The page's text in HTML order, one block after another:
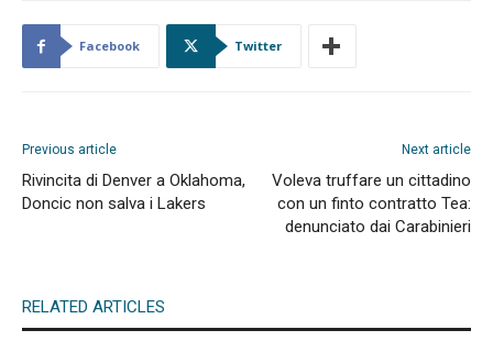
Facebook Twitter
Previous article
Rivincita di Denver a Oklahoma,
Doncic non salva i Lakers
Next article
Voleva truffare un cittadino
con un finto contratto Tea:
denunciato dai Carabinieri
RELATED ARTICLES